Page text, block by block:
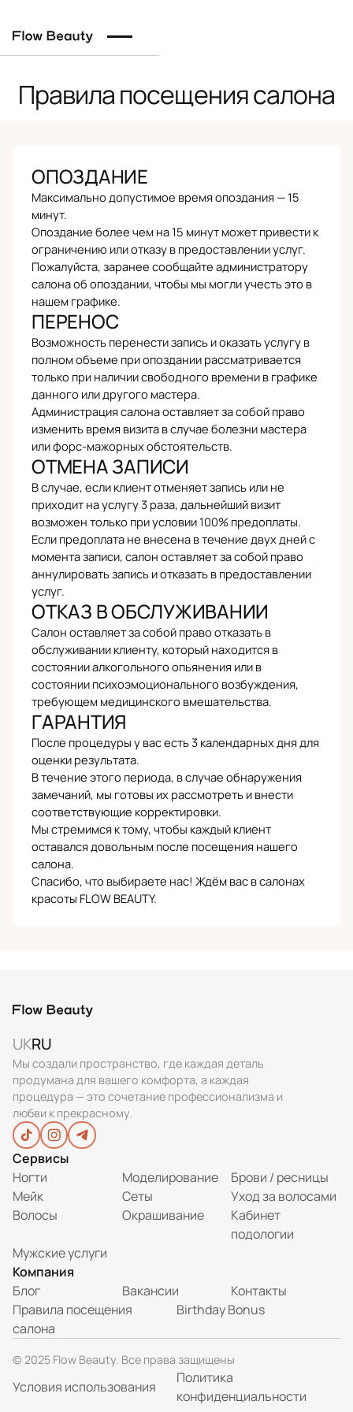
Правила посещения салона
ОПОЗДАНИЕ
Максимально допустимое время опоздания — 15
минут.
Опоздание более чем на 15 минут может привести к
ограничению или отказу в предоставлении услуг.
Пожалуйста, заранее сообщайте администратору
салона об опоздании, чтобы мы могли учесть это в
нашем графике.
ПЕРЕНОС
Возможность перенести запись и оказать услугу в
полном объеме при опоздании рассматривается
только при наличии свободного времени в графике
данного или другого мастера.
Администрация салона оставляет за собой право
изменить время визита в случае болезни мастера
или форс-мажорных обстоятельств.
ОТМЕНА ЗАПИСИ
В случае, если клиент отменяет запись или не
приходит на услугу 3 раза, дальнейший визит
возможен только при условии 100% предоплаты.
Если предоплата не внесена в течение двух дней с
момента записи, салон оставляет за собой право
аннулировать запись и отказать в предоставлении
услуг.
ОТКАЗ В ОБСЛУЖИВАНИИ
Салон оставляет за собой право отказать в
обслуживании клиенту, который находится в
состоянии алкогольного опьянения или в
состоянии психоэмоционального возбуждения,
требующем медицинского вмешательства.
ГАРАНТИЯ
После процедуры у вас есть 3 календарных дня для
оценки результата.
В течение этого периода, в случае обнаружения
замечаний, мы готовы их рассмотреть и внести
соответствующие корректировки.
Мы стремимся к тому, чтобы каждый клиент
оставался довольным после посещения нашего
салона.
Спасибо, что выбираете нас! Ждём вас в салонах
красоты FLOW BEAUTY.
UKRU
Мы создали пространство, где каждая деталь
продумана для вашего комфорта, а каждая
процедура — это сочетание профессионализма и
любви к прекрасному.
Сервисы
Ногти
Моделирование
Брови / ресницы
Мейк
Сеты
Уход за волосами
Волосы
Окрашивание
Кабинет
подологии
Мужские услуги
Компания
Блог
Вакансии
Контакты
Правила посещения
салона
Birthday Bonus
© 2025 Flow Beauty. Все права защищены
Условия использования
Политика
конфиденциальности